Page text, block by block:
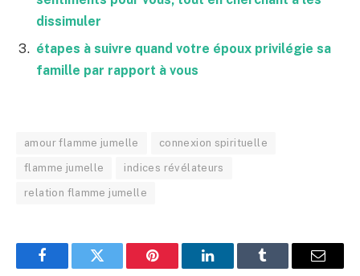
dissimuler
étapes à suivre quand votre époux privilégie sa
famille par rapport à vous
amour flamme jumelle connexion spirituelle
flamme jumelle indices révélateurs
relation flamme jumelle
FacebookTwitter Pinterest LinkedInTumblr Email